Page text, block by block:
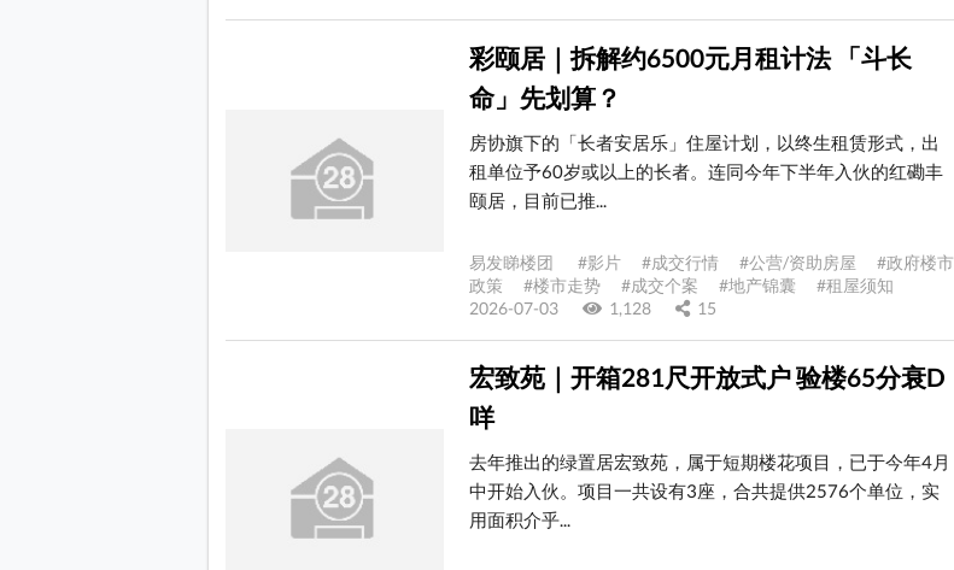
彩颐居｜拆解约6500元月租计法 「斗长
命」先划算？
房协旗下的「长者安居乐」住屋计划，以终生租赁形式，出
租单位予60岁或以上的长者。连同今年下半年入伙的红磡丰
颐居，目前已推...
易发睇楼团 #影片 #成交行情 #公营/资助房屋 #政府楼市
政策 #楼市走势 #成交个案 #地产锦囊 #租屋须知
2026-07-03
1,128 15
宏致苑｜开箱281尺开放式户 验楼65分衰D
咩
去年推出的绿置居宏致苑，属于短期楼花项目，已于今年4月
中开始入伙。项目一共设有3座，合共提供2576个单位，实
用面积介乎...